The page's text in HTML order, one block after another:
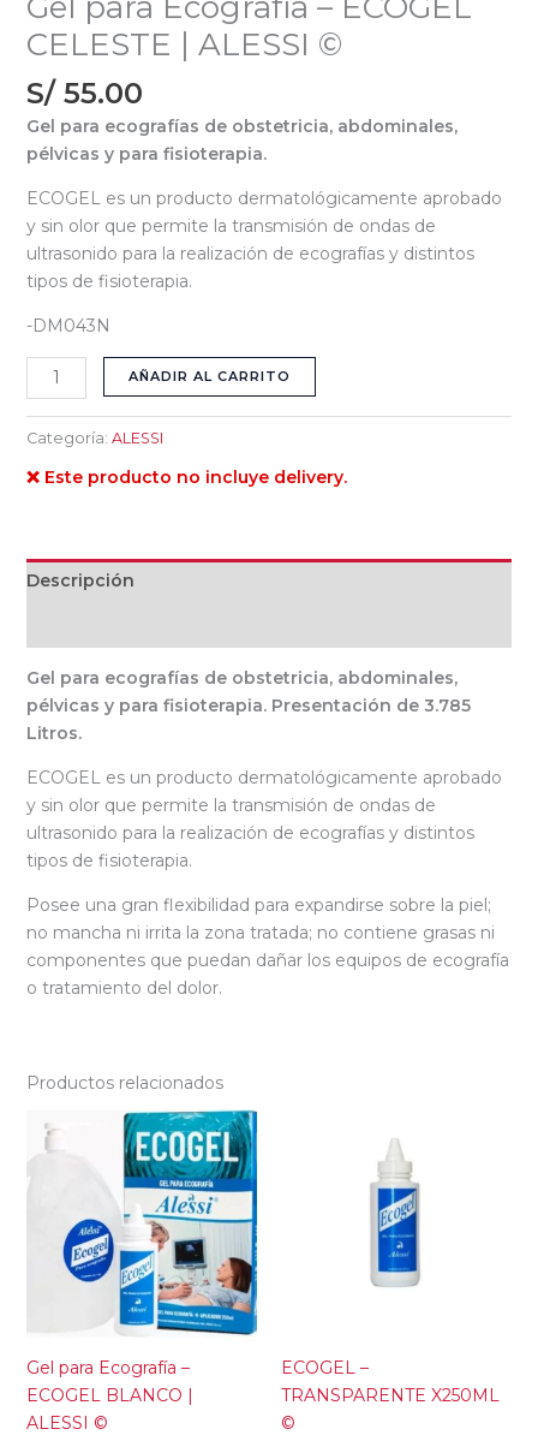
CELESTE | ALESSI ©
S/55.00
Gel para ecografías de obstetricia, abdominales,
pélvicas y para fisioterapia.
ECOGEL es un producto dermatológicamente aprobado
y sin olor que permite la transmisión de ondas de
ultrasonido para la realización de ecografías y distintos
tipos de fisioterapia.
-DM043N
AÑADIR AL CARRITO
Categoría: ALESSI
❌ Este producto no incluye delivery.
Descripción
Gel para ecografías de obstetricia, abdominales,
pélvicas y para fisioterapia. Presentación de 3.785
Litros.
ECOGEL es un producto dermatológicamente aprobado
y sin olor que permite la transmisión de ondas de
ultrasonido para la realización de ecografías y distintos
tipos de fisioterapia.
Posee una gran flexibilidad para expandirse sobre la piel;
no mancha ni irrita la zona tratada; no contiene grasas ni
componentes que puedan dañar los equipos de ecografía
o tratamiento del dolor.
Productos relacionados
Gel para Ecografía –
ECOGEL BLANCO |
ALESSI ©
ECOGEL –
TRANSPARENTE X250ML
©